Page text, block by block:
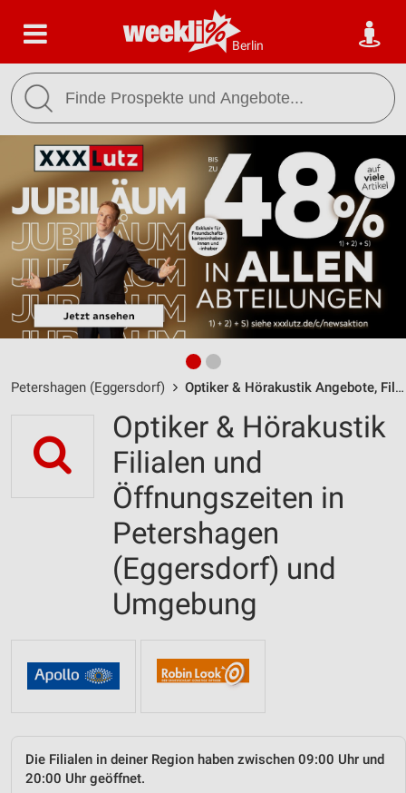
Berlin
Petershagen (Eggersdorf) Optiker & Hörakustik Angebote, Filialen & Öffnungszeiten
Optiker & Hörakustik
Filialen und
Öffnungszeiten in
Petershagen
(Eggersdorf) und
Umgebung
Die Filialen in deiner Region haben zwischen 09:00 Uhr und
20:00 Uhr geöffnet.